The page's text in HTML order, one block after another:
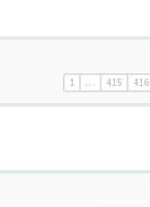
1 … 415 416